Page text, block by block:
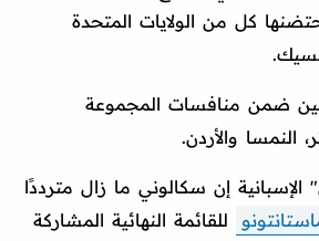
كل من الولايات المتحدة
ضمن منافسات المجموعة
النمسا والأردن.
إن سكالوني ما زال مترددًا
للقائمة النهائية المشاركة